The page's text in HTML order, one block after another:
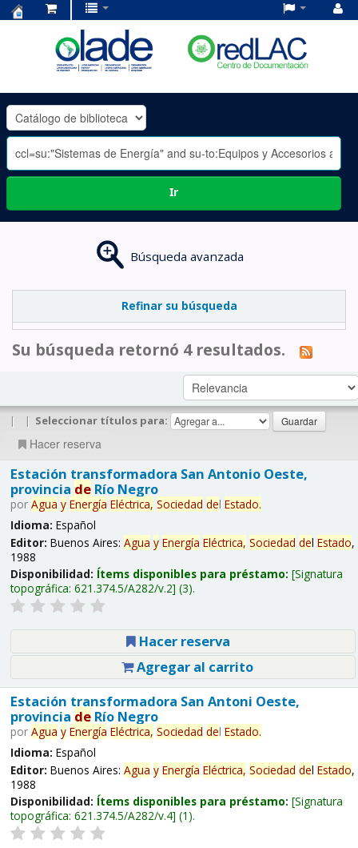
OLADE
-
Ir
Búsqueda avanzada
Refinar su búsqueda
Su búsqueda retornó 4 resultados.
| | Seleccionar títulos para:
Hacer reserva
Estación transformadora San Antonio Oeste,
provincia deRío Negro
por Agua y Energía Eléctrica, Sociedad del Estado.
Idioma: Español
Editor: Buenos Aires: Agua y Energía Eléctrica, Sociedad del Estado,
1988
Disponibilidad: Ítems disponibles para préstamo: Signatura
topográfica: 621.374.5/A282/v.2 (3).
Hacer reserva
Agregar al carrito
Estación transformadora San Antoni Oeste,
provincia deRío Negro
por Agua y Energía Eléctrica, Sociedad del Estado.
Idioma: Español
Editor: Buenos Aires: Agua y Energía Eléctrica, Sociedad del Estado,
1988
Disponibilidad: Ítems disponibles para préstamo: Signatura
topográfica: 621.374.5/A282/v.4 (1).